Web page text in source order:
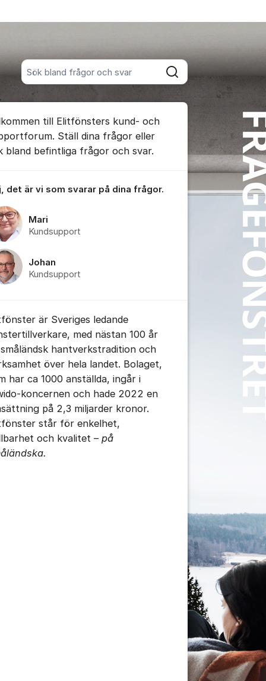
Sök bland alla inlägg
Sök
kommentaren
för inlägg/kommentar
för inlägg/kommentar
för inlägg/kommentar
till Elitfönsters kund- och
Ställ dina frågor eller
bland befintliga frågor och svar.
det är vi som svarar på dina frågor.
Mari
Kundsupport
Johan
Kundsupport
är Sveriges ledande
med nästan 100 år
hantverkstradition och
över hela landet. Bolaget,
har ca 1000 anställda, ingår i
koncernen och hade 2022 en
på 2,3 miljarder kronor.
står för enkelhet,
och kvalitet – på